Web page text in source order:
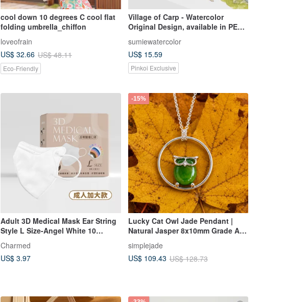
cool down 10 degrees C cool flat
folding umbrella_chiffon
loveofrain
US$ 32.66 US$ 48.11
Eco-Friendly
Village of Carp - Watercolor
Original Design, available in PET
width, 10-meter roll.
sumiewatercolor
US$ 15.59
Pinkoi Exclusive
Adult 3D Medical Mask Ear String
Style L Size-Angel White 10
pieces/30 pieces
Charmed
US$ 3.97
-15%
Lucky Cat Owl Jade Pendant |
Natural Jasper 8x10mm Grade A |
925 Sterling Silver | Gift
simplejade
US$ 109.43 US$ 128.73